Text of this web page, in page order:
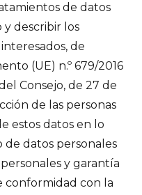
de datos
y describir los
de
(UE) n.º 679/2016
Consejo, de 27 de
de las personas
estos datos en lo
datos personales
y garantía
conformidad con la